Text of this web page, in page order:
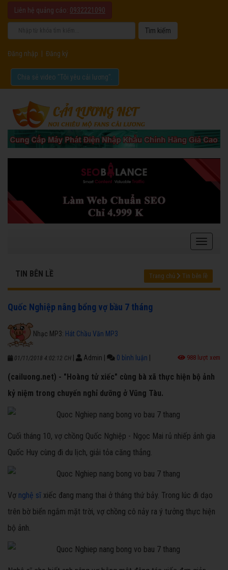
Liên hệ quảng cáo: 0932221090
Đăng nhập Đăng ký
Chia sẻ video "Tôi yêu cải lương".
TIN BÊN LỀ Trang chủ Tin bên lề
Quốc Nghiệp nâng bổng vợ bầu 7 tháng
Nhạc MP3: Hát Chầu Văn MP3
01/11/2018 4:02:12 CH Admin 0 bình luận 988 lượt xem
(cailuong.net) - "Hoàng tử xiếc" cùng bà xã thực hiện bộ ảnh
kỷ niệm trong chuyến nghỉ dưỡng ở Vũng Tàu.
Cuối tháng 10, vợ chồng Quốc Nghiệp - Ngọc Mai rủ nhiếp ảnh gia
Quốc Huy cùng đi du lịch, giải tỏa căng thẳng.
Vợ nghệ sĩ xiếc đang mang thai ở tháng thứ bảy. Trong lúc đi dạo
trên bờ biển ngắm mặt trời, vợ chồng cô nảy ra ý tưởng thực hiện
bộ ảnh.